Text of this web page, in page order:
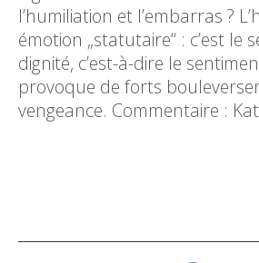
l’humiliation et l’embarras ?
émotion „statutaire“ : c’est
dignité, c’est-à-dire le
provoque de forts
vengeance. Commentaire :